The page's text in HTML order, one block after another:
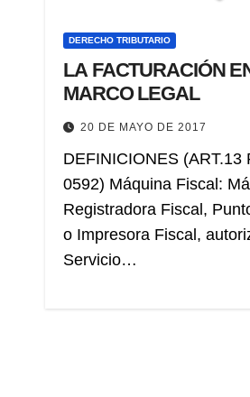
DERECHO TRIBUTARIO
LA FACTURACIÓN
MARCO LEGAL
20 DE MAYO DE 2017
DEFINICIONES (ART.13
0592) Máquina Fiscal:
Registradora Fiscal,
o Impresora Fiscal,
Servicio…